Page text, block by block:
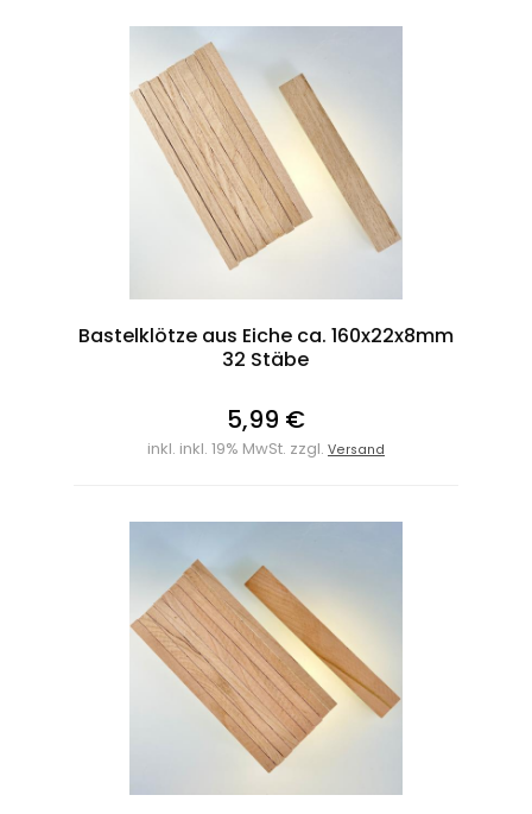
Bastelklötze aus Eiche ca. 160x22x8mm
32 Stäbe
5,99 €
inkl. inkl. 19% MwSt. zzgl. Versand